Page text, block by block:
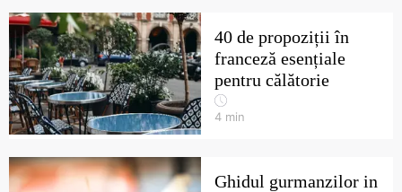
40 de propoziții în
franceză esențiale
pentru călătorie
4 min
Ghidul gurmanzilor in